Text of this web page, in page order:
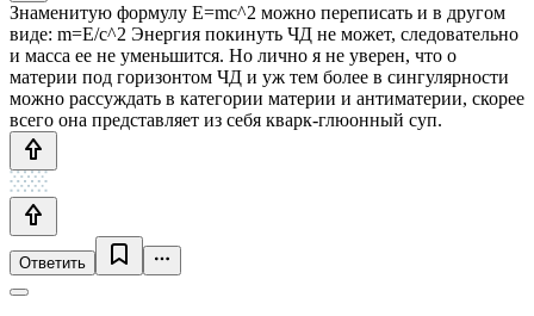
Знаменитую формулу E=mc^2 можно переписать и в другом
виде: m=E/c^2 Энергия покинуть ЧД не может, следовательно
и масса ее не уменьшится. Но лично я не уверен, что о
материи под горизонтом ЧД и уж тем более в сингулярности
можно рассуждать в категории материи и антиматерии, скорее
всего она представляет из себя кварк-глюонный суп.
Ответить